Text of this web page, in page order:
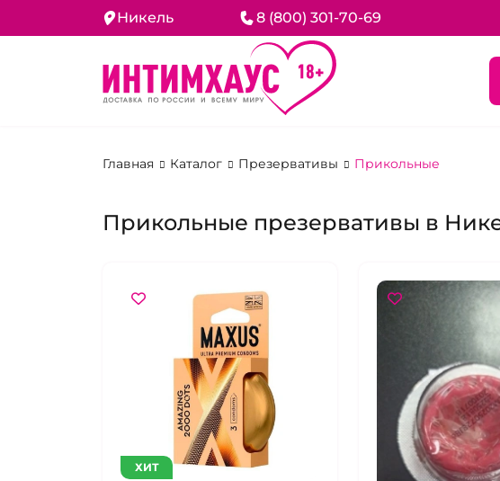
Никель 8 (800) 301-70-69
Главная Каталог Презервативы Прикольные
Прикольные презервативы в
ХИТ